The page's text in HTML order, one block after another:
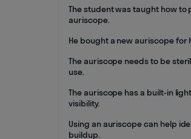
The student was taught how to
auriscope.
He bought a new auriscope for
The auriscope needs to be
use.
The auriscope has a built-in
visibility.
Using an auriscope can help
buildup.